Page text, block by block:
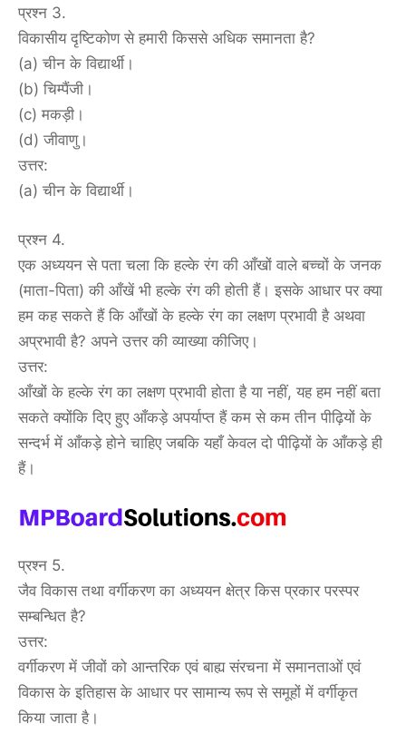
प्रश्न 3.
विकासीय दृष्टिकोण से हमारी किससे अधिक समानता है?
(a) चीन के विद्यार्थी।
(b) चिम्पैंजी।
(c) मकड़ी।
(d) जीवाणु।
उत्तर:
(a) चीन के विद्यार्थी।
प्रश्न 4.
एक अध्ययन से पता चला कि हल्के रंग की आँखों वाले बच्चों के जनक
(माता-पिता) की आँखें भी हल्के रंग की होती हैं। इसके आधार पर क्या
हम कह सकते हैं कि आँखों के हल्के रंग का लक्षण प्रभावी है अथवा
अप्रभावी है? अपने उत्तर की व्याख्या कीजिए।
उत्तर:
आँखों के हल्के रंग का लक्षण प्रभावी होता है या नहीं, यह हम नहीं बता
सकते क्योंकि दिए हुए आँकड़े अपर्याप्त हैं कम से कम तीन पीढ़ियों के
सन्दर्भ में आँकड़े होने चाहिए जबकि यहाँ केवल दो पीढ़ियों के आँकड़े ही
हैं।
प्रश्न 5.
जैव विकास तथा वर्गीकरण का अध्ययन क्षेत्र किस प्रकार परस्पर
सम्बन्धित है?
उत्तर:
वर्गीकरण में जीवों को आन्तरिक एवं बाह्य संरचना में समानताओं एवं
विकास के इतिहास के आधार पर सामान्य रूप से समूहों में वर्गीकृत
किया जाता है।